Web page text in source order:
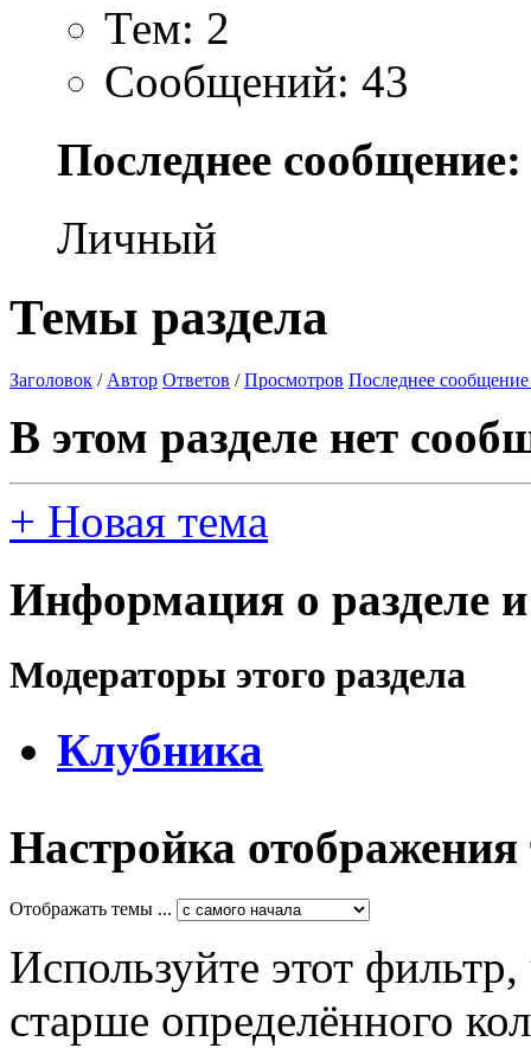
Тем: 2
Сообщений: 43
Последнее сообщение:
Личный
Темы раздела
Заголовок / Автор Ответов /Просмотров Последнее сообщение
В этом разделе нет
+ Новая тема
Информация о разделе
Модераторы этого раздела
Клубника
Настройка отображения
Отображать темы ...
Используйте этот
старше определённого